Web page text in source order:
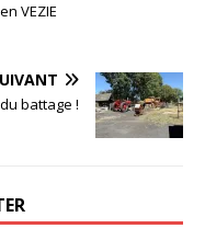
VEZIE
battage !